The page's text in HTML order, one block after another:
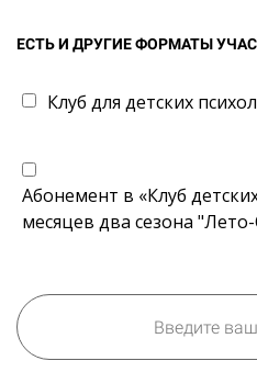
ЕСТЬ И ДРУГИЕ ФОРМАТЫ
Клуб для детских
Абонемент в «Клуб
месяцев два сезона